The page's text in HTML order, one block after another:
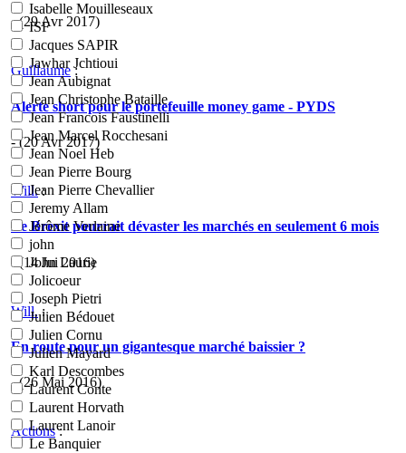
Isabelle Mouilleseaux
ISF
Jacques SAPIR
Jawhar Jchtioui
Jean Aubignat
Jean Christophe Bataille
Jean Francois Faustinelli
Jean Marcel Rocchesani
Jean Noel Heb
Jean Pierre Bourg
Jean Pierre Chevallier
Jeremy Allam
Jérôme Verlaine
john
John Laurie
Jolicoeur
Joseph Pietri
Julien Bédouet
Julien Cornu
Julien Mayard
Karl Descombes
Laurent Conte
Laurent Horvath
Laurent Lanoir
Le Banquier
- (29 Avr 2017)
Guillaume:
Alerte short pour le portefeuille money game - PYDS
- (20 Avr 2017)
Will.:
Le Brexit pourrait dévaster les marchés en seulement 6 mois
- (14 Jui 2016)
Will.:
En route pour un gigantesque marché baissier ?
- (26 Mai 2016)
Actions: